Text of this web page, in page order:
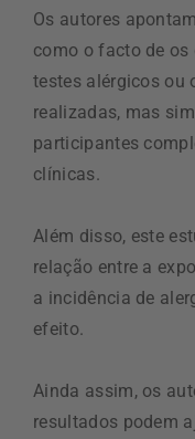
Os autores
como o facto de os
testes alérgicos ou
realizadas, mas
participantes
clínicas.
Além disso, este
relação entre a
a incidência de
efeito.
Ainda assim, os
resultados podem